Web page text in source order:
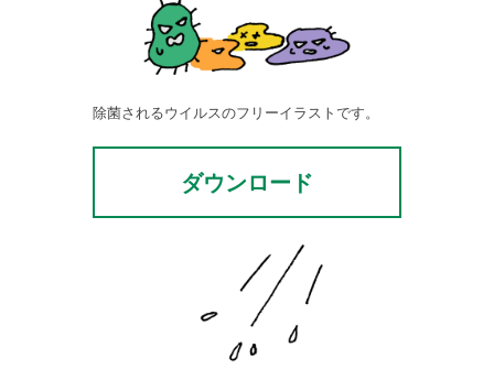
除菌されるウイルスのフリーイラストです。
ダウンロード